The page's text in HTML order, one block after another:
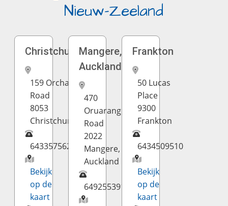
Nieuw-Zeeland
Christchurch
159 Orchard
Road
8053
Christchurch
6433575624
Bekijk
op de
kaart
Mangere,
Auckland
470
Oruarangi
Road
2022
Mangere,
Auckland
6492553910
Frankton
50 Lucas
Place
9300
Frankton
6434509510
Bekijk
op de
kaart